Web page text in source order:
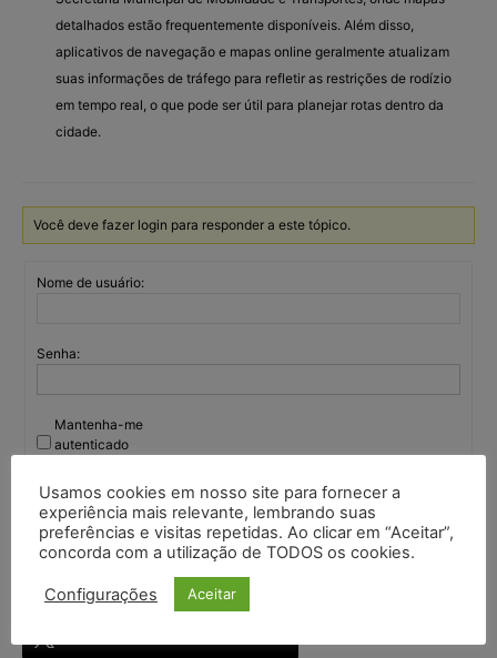
detalhados estão frequentemente disponíveis. Além disso,
aplicativos de navegação e mapas online geralmente atualizam
suas informações de tráfego para refletir as restrições de rodízio
em tempo real, o que pode ser útil para planejar rotas dentro da
cidade.
Você deve fazer login para responder a este tópico.
Nome de usuário:
Senha:
Mantenha-me
autenticado
Entrar
Continuar comGoogle
Usamos cookies em nosso site para fornecer a
experiência mais relevante, lembrando suas
preferências e visitas repetidas. Ao clicar em “Aceitar”,
concorda com a utilização de TODOS os cookies.
Configurações Aceitar